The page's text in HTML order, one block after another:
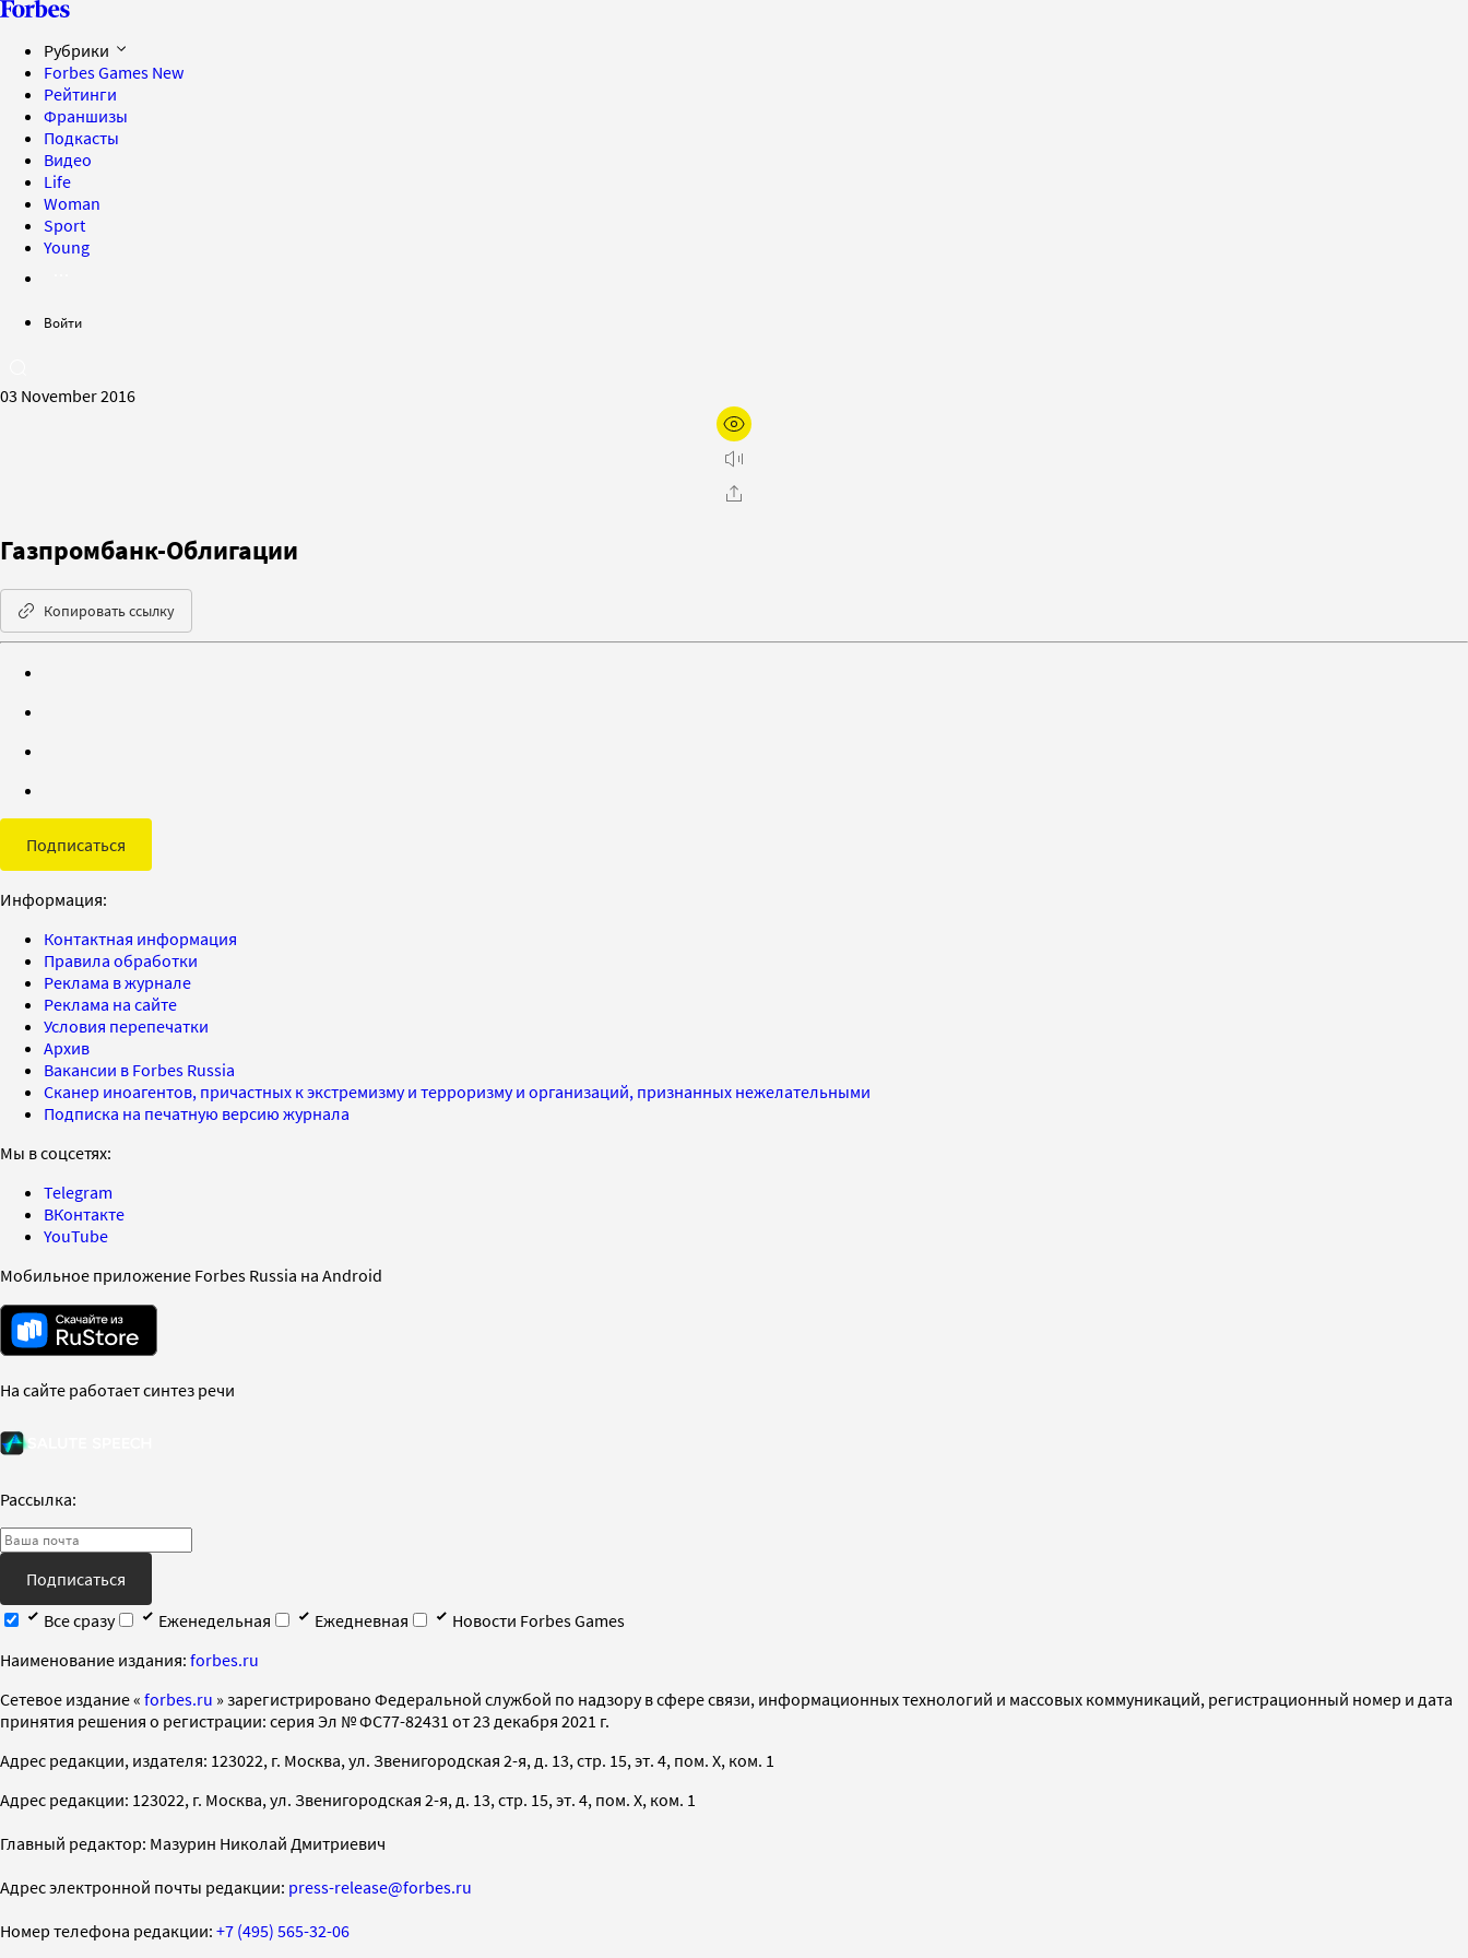
Рубрики
Forbes Games New
Рейтинги
Франшизы
Подкасты
Видео
Life
Woman
Sport
Young
Войти
03 November 2016
Газпромбанк-Облигации
Копировать ссылку
Подписаться
Информация:
Контактная информация
Правила обработки
Реклама в журнале
Реклама на сайте
Условия перепечатки
Архив
Вакансии в Forbes Russia
Сканер иноагентов, причастных к экстремизму и терроризму и организаций, признанных нежелательными
Подписка на печатную версию журнала
Мы в соцсетях:
Telegram
ВКонтакте
YouTube
Мобильное приложение Forbes Russia на Android
На сайте работает синтез речи
Рассылка:
Подписаться
Все сразу
Еженедельная Ежедневная
Новости Forbes Games
Наименование издания: forbes.ru
Cетевое издание « forbes.ru » зарегистрировано Федеральной службой по надзору в сфере связи, информационных технологий и массовых коммуникаций, регистрационный номер и дата
принятия решения о регистрации: серия Эл № ФС77-82431 от 23 декабря 2021 г.
Адрес редакции, издателя: 123022, г. Москва, ул. Звенигородская 2-я, д. 13, стр. 15, эт. 4, пом. X, ком. 1
Адрес редакции: 123022, г. Москва, ул. Звенигородская 2-я, д. 13, стр. 15, эт. 4, пом. X, ком. 1
Главный редактор: Мазурин Николай Дмитриевич
Адрес электронной почты редакции: press-release@forbes.ru
Номер телефона редакции: +7 (495) 565-32-06